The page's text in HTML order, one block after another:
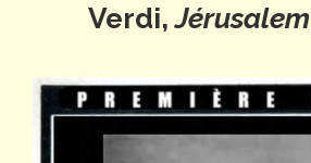
Verdi,Jérusalem